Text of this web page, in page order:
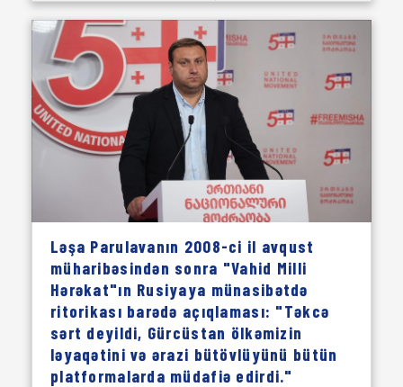
Ləşa Parulavanın 2008-ci il avqust
müharibəsindən sonra "Vahid Milli
Hərəkat"ın Rusiyaya münasibətdə
ritorikası barədə açıqlaması: "Təkcə
sərt deyildi, Gürcüstan ölkəmizin
ləyaqətini və ərazi bütövlüyünü bütün
platformalarda müdafiə edirdi."